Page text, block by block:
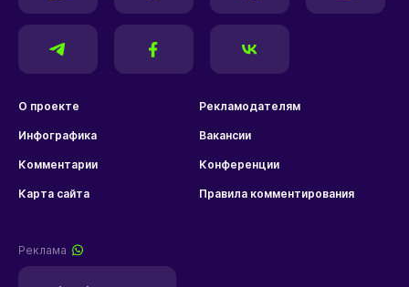
О проекте Рекламодателям
Инфографика Вакансии
Комментарии Конференции
Карта сайта Правила комментирования
Реклама